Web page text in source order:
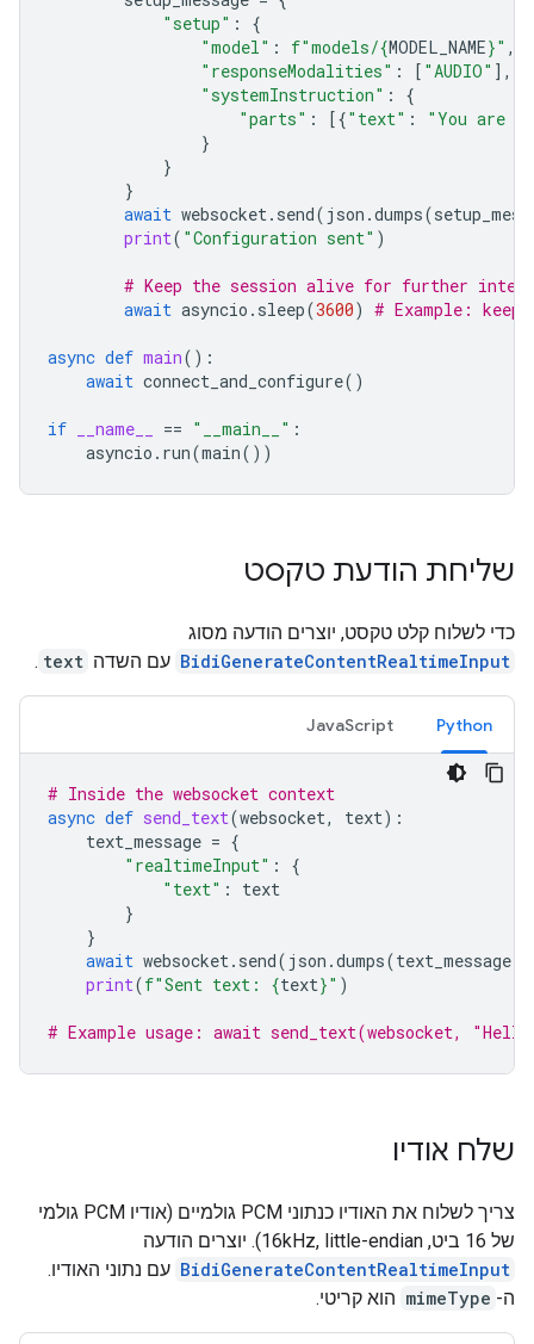
"setup" :
{
"model" : f"models/{MODEL_NAME}" ,
"responseModalities" : [ "AUDIO" ],
"systemInstruction" :
{
"parts" : [{"text" :
"You are
}
}
}
await websocket. send( json .dumps(
print( "Configuration sent" )
# Keep the session alive for further
await asyncio . sleep(3600) # Example:
async def main():
await connect_and_configure()
if __name__ == "__main__" :
asyncio . run(main())
שליחת הודעת טקסט
כדי לשלוח קלט טקסט, יוצרים הודעה מסוג
BidiGenerateContentRealtimeInput עם השדה text
.
Python
JavaScript
# Inside the websocket context
async def send_text(websocket, text):
text_message = {
"realtimeInput" :
{
"text" :
text
}
}
await websocket. send( json .dumps(text_message
print(f"Sent text: {text}" )
# Example usage: await send_text(websocket,
שלח אודיו
צריך לשלוח את האודיו כנתוני PCM גולמיים (אודיו PCM גולמי
של 16 ביט, 16kHz, little-endian). יוצרים הודעה
BidiGenerateContentRealtimeInput עם נתוני האודיו.
ה- mimeType הוא קריטי.